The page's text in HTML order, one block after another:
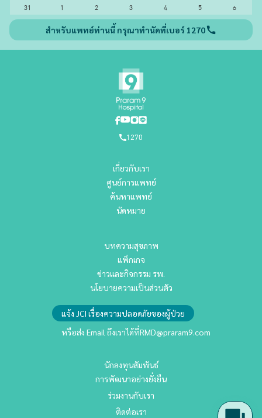
31
1 2 3 4 5 6
สำหรับแพทย์ท่านนี้ กรุณาทำนัดที่เบอร์ 1270
1270
เกี่ยวกับเรา
ศูนย์การแพทย์
ค้นหาแพทย์
นัดหมาย
บทความสุขภาพ
แพ็กเกจ
ข่าวและกิจกรรม รพ.
นโยบายความเป็นส่วนตัว
แจ้ง JCI เรื่องความปลอดภัยของผู้ป่วย
หรือส่ง Email ถึงเราได้ที่RMD@praram9.com
นักลงทุนสัมพันธ์
การพัฒนาอย่างยั่งยืน
ร่วมงานกับเรา
ติดต่อเรา